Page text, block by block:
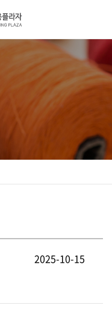
2025-10-15